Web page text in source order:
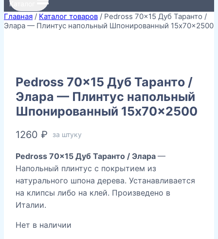
Каталог
Главная / Каталог товаров / Pedross 70×15 Дуб Таранто /
Элара — Плинтус напольный Шпонированный 15x70x2500
Pedross 70×15 Дуб Таранто /
Элара — Плинтус напольный
Шпонированный 15x70x2500
1260 ₽ за штуку
Pedross 70×15 Дуб Таранто / Элара —
Напольный плинтус с покрытием из
натурального шпона дерева. Устанавливается
на клипсы либо на клей. Произведено в
Италии.
Нет в наличии